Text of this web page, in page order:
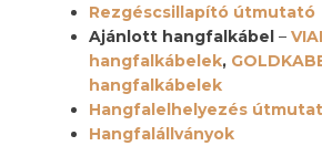
Rezgéscsillapító útmutató
Ajánlott hangfalkábel –
hangfalkábelek,
hangfalkábelek
Hangfalelhelyezés
Hangfalállványok